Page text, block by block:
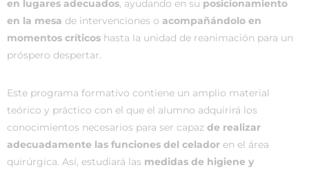
en lugares adecuados, ayudando en su posicionamiento
en la mesa de intervenciones o acompañándolo en
momentos críticos hasta la unidad de reanimación para un
próspero despertar.
Este programa formativo contiene un amplio material
teórico y práctico con el que el alumno adquirirá los
conocimientos necesarios para ser capaz de realizar
adecuadamente las funciones del celador en el área
quirúrgica. Así, estudiará las medidas de higiene y